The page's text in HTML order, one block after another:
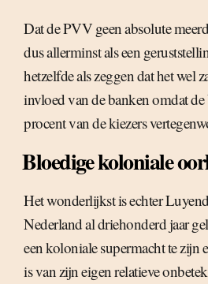
Dat de PVV geen absolute
dus allerminst als een
hetzelfde als zeggen dat het wel
invloed van de banken omdat
procent van de kiezers
Bloedige koloniale
Het wonderlijkst is echter
Nederland al driehonderd jaar
een koloniale supermacht te zijn
is van zijn eigen relatieve